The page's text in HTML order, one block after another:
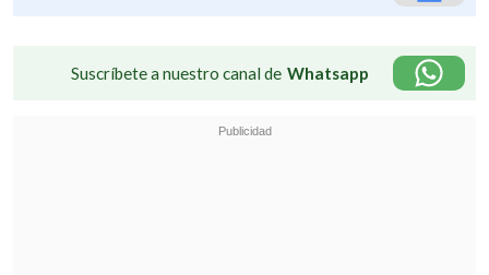
Suscríbete a nuestro canal de Whatsapp